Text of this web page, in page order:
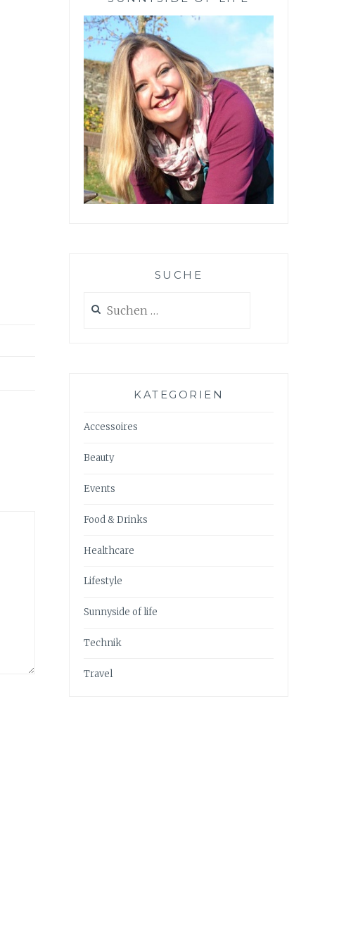
SUCHE
nach:
KATEGORIEN
Accessoires
Beauty
Events
Food & Drinks
Healthcare
Lifestyle
Sunnyside of life
Technik
Travel